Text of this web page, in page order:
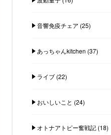
音響免疫チェア (25)
あっちゃんkitchen (37)
ライブ(22)
おいしいこと (24)
オトナアトピー奮戦記(18)